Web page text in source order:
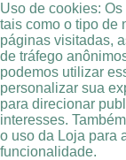
Uso de cookies:
tais como o tipo de
páginas visitadas,
de tráfego
podemos utilizar
personalizar sua
para direcionar
interesses.
o uso da Loja para
funcionalidade.